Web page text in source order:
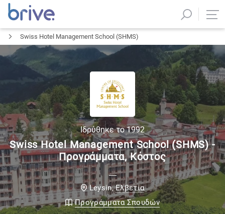
Swiss Hotel Management School (SHMS)
Ιδρύθηκε το 1992
Swiss Hotel Management School (SHMS) -
Προγράμματα, Κόστος
Leysin,Ελβετία
Προγράμματα Σπουδών